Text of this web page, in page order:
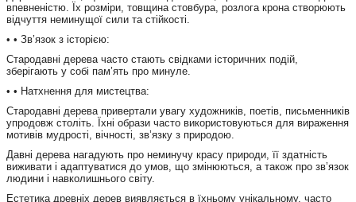
впевненістю. Їх розміри, товщина стовбура, розлога крона створюють
відчуття неминущої сили та стійкості.
• • Зв’язок з історією:
Стародавні дерева часто стають свідками історичних подій,
зберігають у собі пам’ять про минуле.
• • Натхнення для мистецтва:
Стародавні дерева привертали увагу художників, поетів, письменників
упродовж століть. Їхні образи часто використовуються для вираження
мотивів мудрості, вічності, зв’язку з природою.
Давні дерева нагадують про неминучу красу природи, її здатність
виживати і адаптуватися до умов, що змінюються, а також про зв’язок
людини і навколишнього світу.
Естетика древніх дерев виявляється в їхньому унікальному, часто